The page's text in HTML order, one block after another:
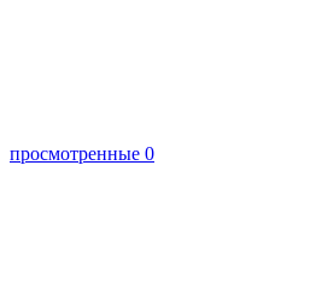
просмотренные 0